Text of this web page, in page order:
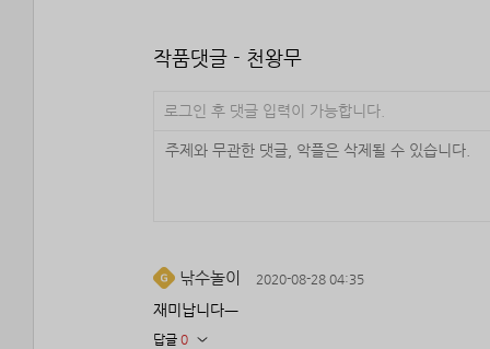
작품댓글 - 천왕무
로그인 후 댓글 입력이 가능합니다.
낚수놀이 2020-08-28 04:35
재미납니다ㅡ
답글 0